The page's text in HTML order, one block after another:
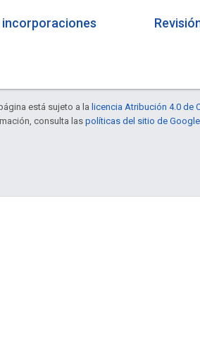
incorporaciones
está sujeto a la licencia Atribución 4.0 de
consulta laspolíticas del sitio de